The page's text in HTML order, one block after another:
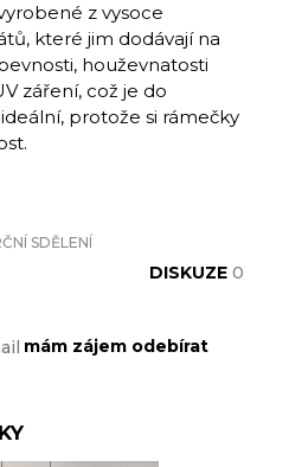
z vysoce
které jim dodávají na
houževnatosti
záření, což je do
protože si rámečky
SDĚLENÍ
DISKUZE 0